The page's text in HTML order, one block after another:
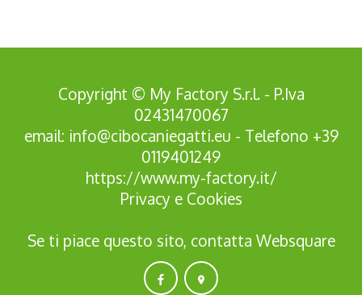
Copyright © My Factory S.r.l. - P.Iva
02431470067
email: info@cibocaniegatti.eu - Telefono +39
0119401249
https://www.my-factory.it/
Privacy e Cookies
Se ti piace questo sito, contatta Websquare